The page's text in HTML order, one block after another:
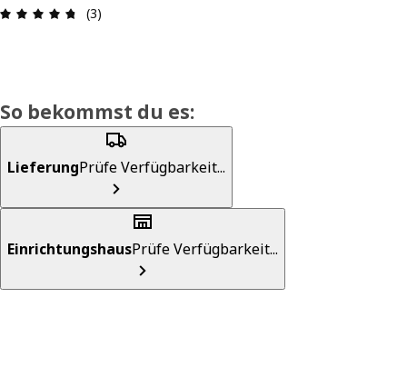
Produktbewertung: 4.7 von 5 Sterne Alle
(3)
So bekommst du es:
LieferungPrüfe Verfügbarkeit...
EinrichtungshausPrüfe Verfügbarkeit...